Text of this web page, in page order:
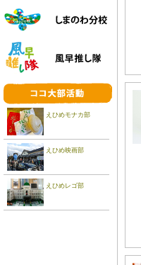
えひめモナカ部
えひめ映画部
えひめレゴ部